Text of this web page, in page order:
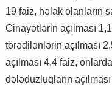
19 faiz, həlak olanların
Cinayətlərin açılması
törədilənlərin açılması
açılması 4,4 faiz,
dələduzluqların